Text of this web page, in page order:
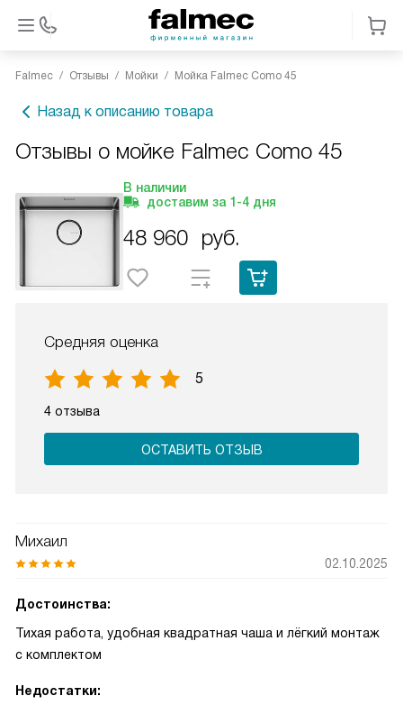
Falmec Отзывы Мойки Мойка Falmec Como 45
Назад к описанию товара
Отзывы о мойке Falmec Como 45
В наличии
доставим за 1-4 дня
48 960 руб.
Средняя оценка
5
4 отзыва
ОСТАВИТЬ ОТЗЫВ
Михаил
02.10.2025
Достоинства:
Тихая работа, удобная квадратная чаша и лёгкий монтаж
с комплектом
Недостатки: